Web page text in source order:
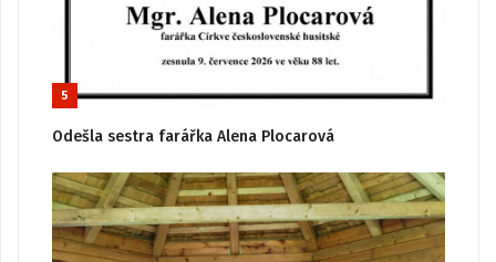
5
Odešla sestra farářka Alena Plocarová